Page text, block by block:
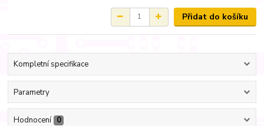
Přidat do košíku
Kompletní specifikace
Parametry
Hodnocení 0